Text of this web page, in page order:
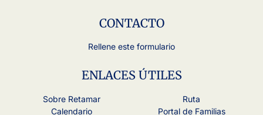
CONTACTO
Rellene este formulario
ENLACES ÚTILES
Sobre Retamar
Calendario
Ruta
Portal de Familias